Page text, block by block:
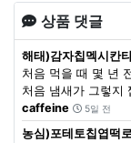
상품 댓글
해태)감자칩멕시칸
처음 먹을 때 몇 년
처음 냄새가 그렇지
caffeine
5일 전
농심)포테토칩엽떡